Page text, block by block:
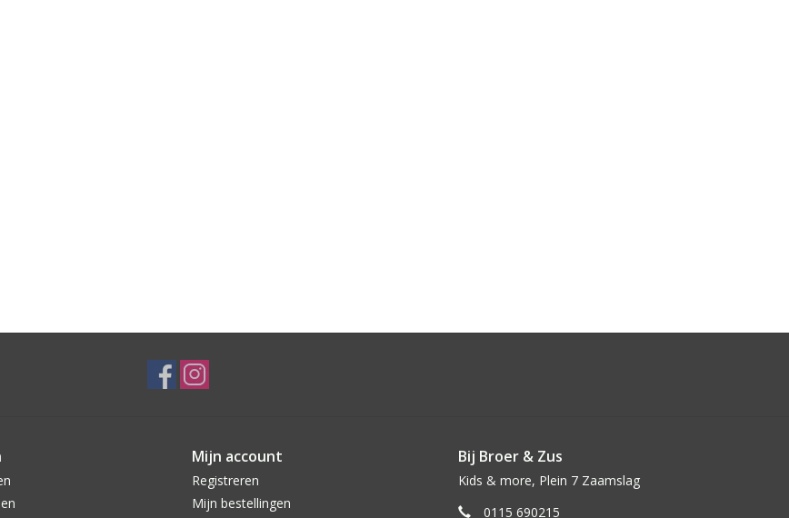
Mijn account
Registreren
Mijn bestellingen
Bij Broer & Zus
Kids & more, Plein 7 Zaamslag
0115 690215